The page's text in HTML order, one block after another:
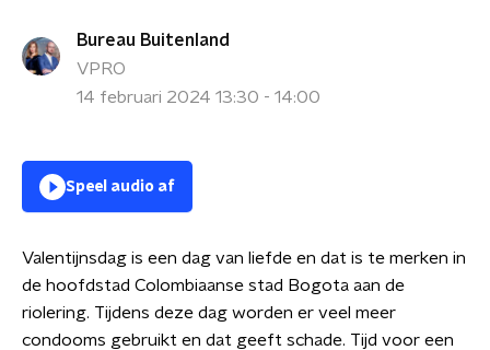
Bureau Buitenland
VPRO
14 februari 2024 13:30 - 14:00
Speel audio af
Valentijnsdag is een dag van liefde en dat is te merken in
de hoofdstad Colombiaanse stad Bogota aan de
riolering. Tijdens deze dag worden er veel meer
condooms gebruikt en dat geeft schade. Tijd voor een